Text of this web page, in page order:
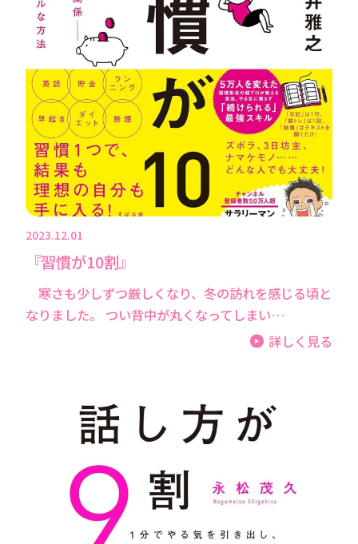
2023.12.01
『習慣が10割』
寒さも少しずつ厳しくなり、冬の訪れを感じる頃と
なりました。 つい背中が丸くなってしまい…
詳しく見る